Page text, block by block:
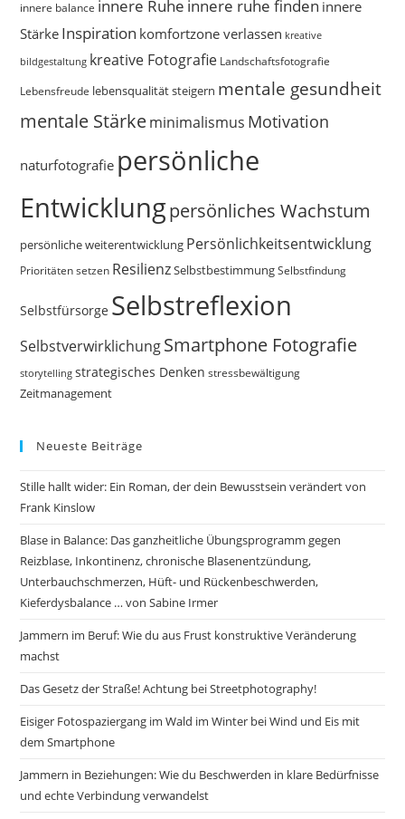
innere balance innere Ruhe innere ruhe finden innere
Stärke Inspiration komfortzone verlassen kreative
bildgestaltung kreative Fotografie Landschaftsfotografie
Lebensfreude lebensqualität steigern mentale gesundheit
mentale Stärkeminimalismus Motivation
naturfotografie persönliche
Entwicklungpersönliches Wachstum
persönliche weiterentwicklung Persönlichkeitsentwicklung
Prioritäten setzen ResilienzSelbstbestimmung Selbstfindung
Selbstfürsorge Selbstreflexion
SelbstverwirklichungSmartphone Fotografie
storytelling strategisches Denken stressbewältigung
Zeitmanagement
Neueste Beiträge
Stille hallt wider: Ein Roman, der dein Bewusstsein verändert von
Frank Kinslow
Blase in Balance: Das ganzheitliche Übungsprogramm gegen
Reizblase, Inkontinenz, chronische Blasenentzündung,
Unterbauchschmerzen, Hüft- und Rückenbeschwerden,
Kieferdysbalance … von Sabine Irmer
Jammern im Beruf: Wie du aus Frust konstruktive Veränderung
machst
Das Gesetz der Straße! Achtung bei Streetphotography!
Eisiger Fotospaziergang im Wald im Winter bei Wind und Eis mit
dem Smartphone
Jammern in Beziehungen: Wie du Beschwerden in klare Bedürfnisse
und echte Verbindung verwandelst